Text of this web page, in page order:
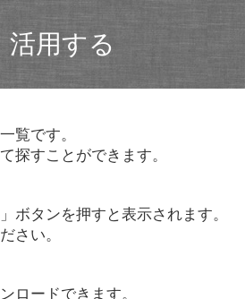
活用する
覧です。
探すことができます。
ボタンを押すと表示されます。
さい。
ロードできます。